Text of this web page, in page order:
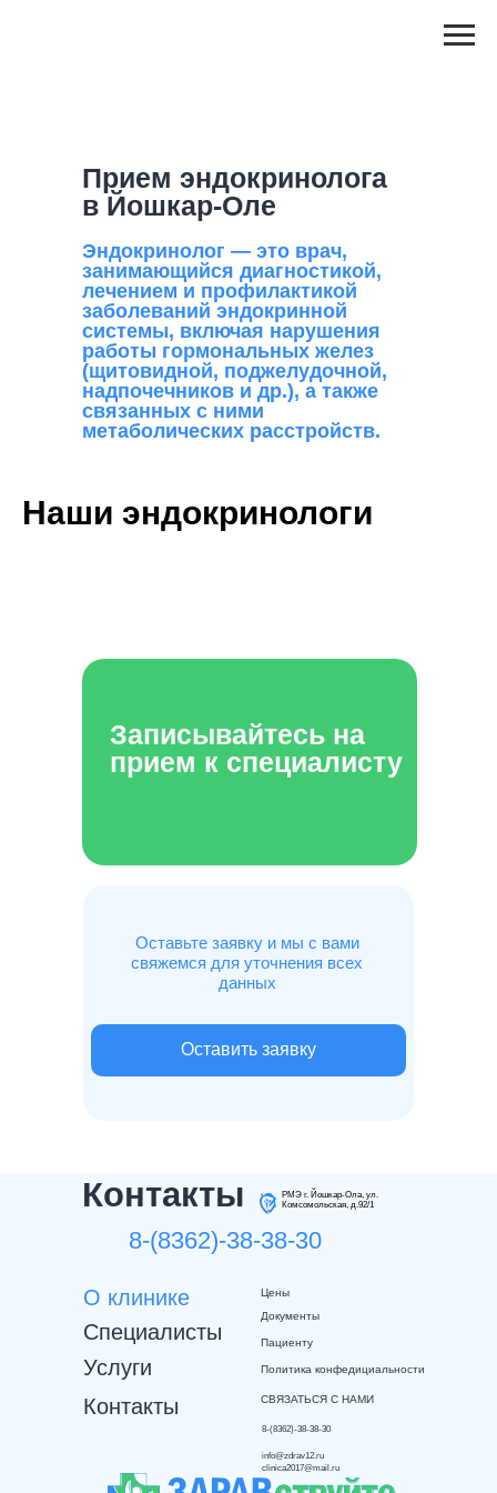
Прием эндокринолога
в Йошкар-Оле
Эндокринолог — это врач,
занимающийся диагностикой,
лечением и профилактикой
заболеваний эндокринной
системы, включая нарушения
работы гормональных желез
(щитовидной, поджелудочной,
надпочечников и др.), а также
связанных с ними
метаболических расстройств.
Наши эндокринологи
Записывайтесь на
прием к специалисту
Оставьте заявку и мы с вами
свяжемся для уточнения всех
данных
Оставить заявку
Контакты
РМЭ г. Йошкар-Ола, ул.
Комсомольская, д.92/1
8-(8362)-38-38-30
О клинике
Специалисты
Услуги
Контакты
Цены
Документы
Пациенту
Политика конфедициальности
СВЯЗАТЬСЯ С НАМИ
8-(8362)-38-38-30
info@zdrav12.ru
clinica2017@mail.ru